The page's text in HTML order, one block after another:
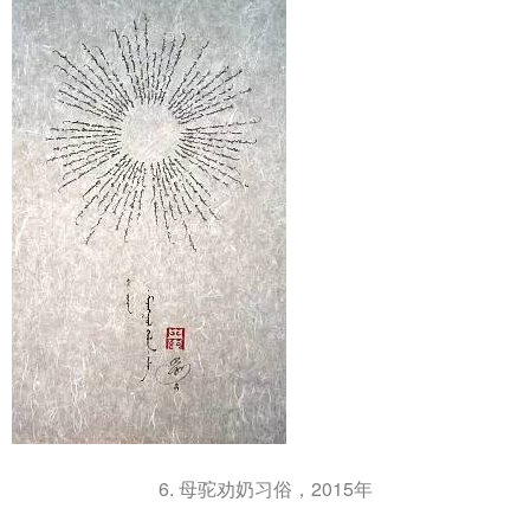
6. 母驼劝奶习俗，2015年